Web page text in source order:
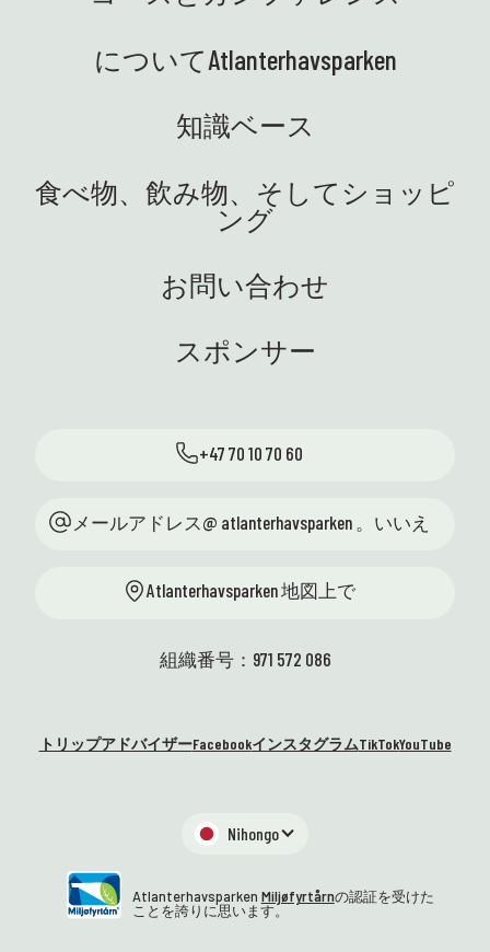
についてAtlanterhavsparken
知識ベース
食べ物、飲み物、そしてショッピ
ング
お問い合わせ
スポンサー
+47 70 10 70 60
メールアドレス@ atlanterhavsparken 。いいえ
Atlanterhavsparken 地図上で
組織番号：971 572 086
トリップアドバイザーFacebookインスタグラムTikTokYouTube
Nihongo
Atlanterhavsparken Miljøfyrtårnの認証を受けた
ことを誇りに思います。